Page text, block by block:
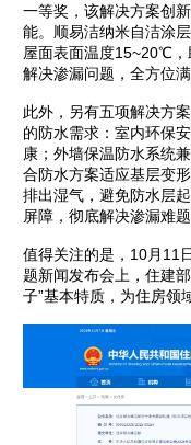
一等奖，该解决方案创
能。顺易洁纳米自洁涂
屋面表面温度15~20℃，
解决渗漏问题，全方位满
此外，另有五项解决方
的防水需求：室内环保
康；外墙保温防水系统
合防水方案适应基层变
排出湿气，避免防水层
屏障，彻底解决渗漏难题
值得关注的是，10月11
题新闻发布会上，住建
子”基本特质，为住房领